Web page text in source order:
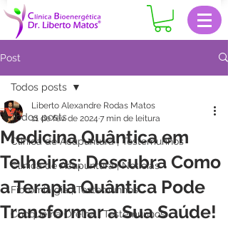
Post
Todos posts
Clinica de Acupuntura | Testemunhos
Clinica de Acupuntura | Notícias
Fibromialgia | Testemunhos
Choque na Orelha | Testemunhos
Todos posts
Medicina Quântica em
Telheiras: Descubra Como
a Terapia Quântica Pode
Transformar a Sua Saúde!
Liberto Alexandre Rodas Matos
11 de fev. de 2024 7 min de leitura